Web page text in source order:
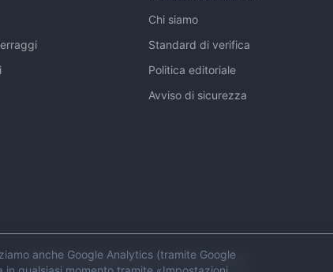
Chi siamo
Standard di verifica
Politica editoriale
Avviso di sicurezza
© 2026 Swiss Helicopter Club. Tutti i diritti riservati.
anche Google Analytics (tramite Google